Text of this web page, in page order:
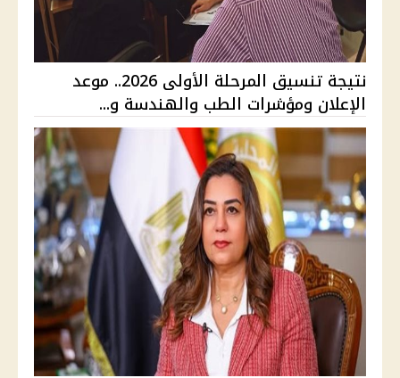
نتيجة تنسيق المرحلة الأولى 2026.. موعد
الإعلان ومؤشرات الطب والهندسة و...